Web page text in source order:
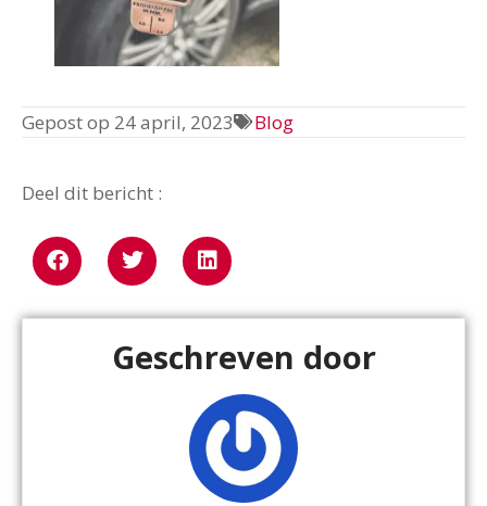
Gepost op 24 april, 2023 Blog
Deel dit bericht :
Geschreven door